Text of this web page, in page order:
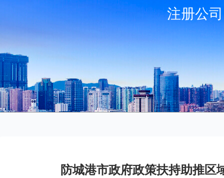
注册公
防城港市政府政策扶持助推区